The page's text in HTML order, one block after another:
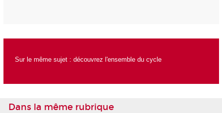
Sur le même sujet : découvrez l'ensemble du cycle
Dans la même rubrique